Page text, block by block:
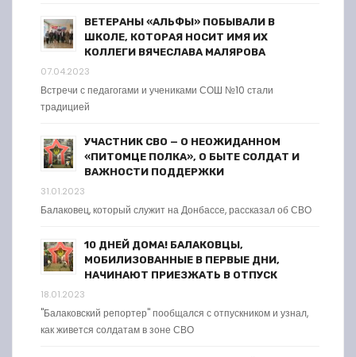
ВЕТЕРАНЫ «АЛЬФЫ» ПОБЫВАЛИ В
ШКОЛЕ, КОТОРАЯ НОСИТ ИМЯ ИХ
КОЛЛЕГИ ВЯЧЕСЛАВА МАЛЯРОВА
07.04.2023
Встречи с педагогами и учениками СОШ №10 стали
традицией
УЧАСТНИК СВО — О НЕОЖИДАННОМ
«ПИТОМЦЕ ПОЛКА», О БЫТЕ СОЛДАТ И
ВАЖНОСТИ ПОДДЕРЖКИ
31.01.2023
Балаковец, который служит на Донбассе, рассказал об СВО
10 ДНЕЙ ДОМА! БАЛАКОВЦЫ,
МОБИЛИЗОВАННЫЕ В ПЕРВЫЕ ДНИ,
НАЧИНАЮТ ПРИЕЗЖАТЬ В ОТПУСК
18.01.2023
"Балаковский репортер" пообщался с отпускником и узнал,
как живется солдатам в зоне СВО